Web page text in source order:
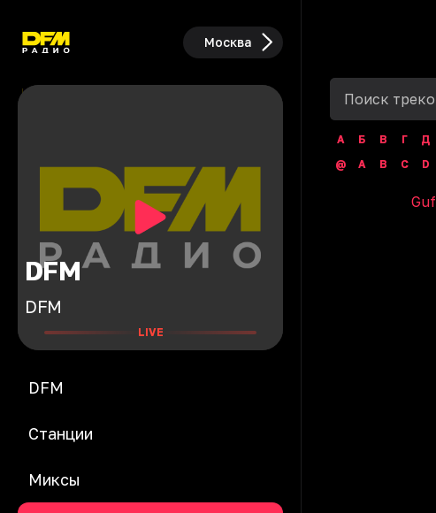
Москва
DFM
DFM
LIVE
DFM
Станции
Миксы
А Б В Г Д
@
A B C D
Guf